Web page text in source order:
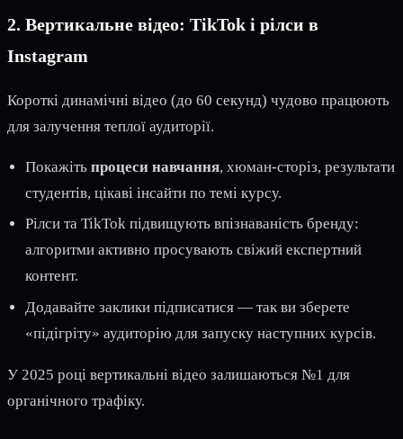
2. Вертикальне відео: TikTok і рілси в
Instagram
Короткі динамічні відео (до 60 секунд) чудово працюють
для залучення теплої аудиторії.
Покажіть процеси навчання, хюман-сторіз, результати
студентів, цікаві інсайти по темі курсу.
Рілси та TikTok підвищують впізнаваність бренду:
алгоритми активно просувають свіжий експертний
контент.
Додавайте заклики підписатися — так ви зберете
«підігріту» аудиторію для запуску наступних курсів.
У 2025 році вертикальні відео залишаються №1 для
органічного трафіку.